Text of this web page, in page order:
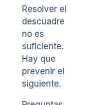
Resolver el
descuadre
no es
suficiente.
Hay que
prevenir el
siguiente.